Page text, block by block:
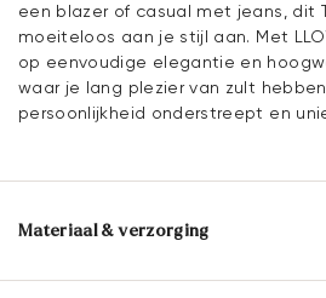
een blazer of casual met jeans, dit
moeiteloos aan je stijl aan. Met
op eenvoudige elegantie en
waar je lang plezier van zult
persoonlijkheid onderstreept en
Materiaal & verzorging
Samenstelling materiaal: 100%